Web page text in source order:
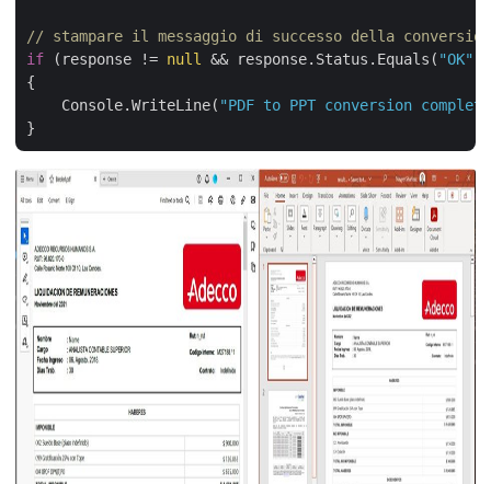
// stampare il messaggio di successo della
if (response != null && response.Status.Equals( "OK"
{
    Console.WriteLine(
"PDF to PPT conversion